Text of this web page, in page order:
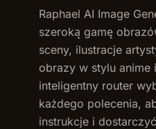
Raphael AI Image
szeroką gamę
sceny, ilustracje
obrazy w stylu anime
inteligentny router
każdego polecenia,
instrukcje i